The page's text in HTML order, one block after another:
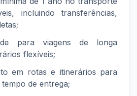
incluindo transferências,
para viagens de longa
flexíveis;
em rotas e itinerários para
de entrega;